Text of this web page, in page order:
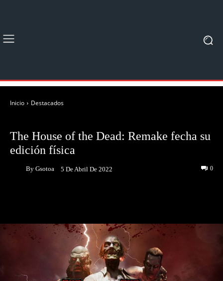
Inicio Destacados
The House of the Dead: Remake fecha su
edición física
By Gsotoa 5 De Abril De 2022 0